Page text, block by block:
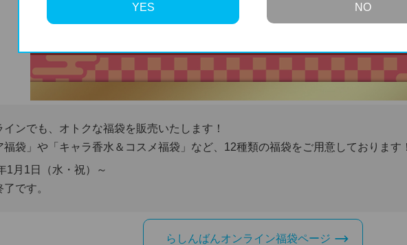
インでも、オトクな福袋を販売いたします！
福袋」や「キャラ香水＆コスメ福袋」など、12種類の福袋をご用意しております
1月1日（水・祝）～
です。
らしんばんオンライン福袋ページ
YES NO